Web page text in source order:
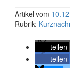
Artikel vom
Rubrik:
teilen
teilen